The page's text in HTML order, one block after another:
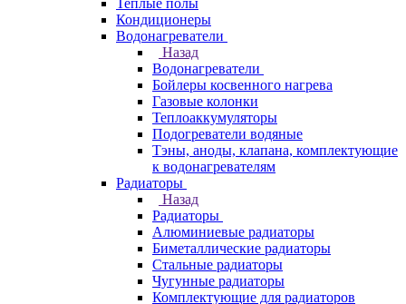
Теплые полы
Кондиционеры
Водонагреватели
Назад
Водонагреватели
Бойлеры косвенного нагрева
Газовые колонки
Теплоаккумуляторы
Подогреватели водяные
Тэны, аноды, клапана, комплектующие
к водонагревателям
Радиаторы
Назад
Радиаторы
Алюминиевые радиаторы
Биметаллические радиаторы
Стальные радиаторы
Чугунные радиаторы
Комплектующие для радиаторов